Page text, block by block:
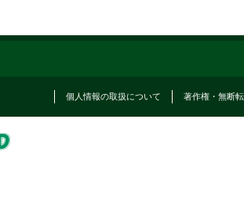
個人情報の取扱について 著作権・無断